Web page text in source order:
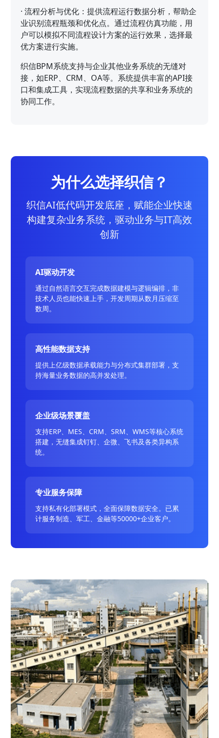
·流程分析与优化：提供流程运行数据分析，帮助企
业识别流程瓶颈和优化点。通过流程仿真功能，用
户可以模拟不同流程设计方案的运行效果，选择最
优方案进行实施。
织信BPM系统支持与企业其他业务系统的无缝对
接，如ERP、CRM、OA等。系统提供丰富的API接
口和集成工具，实现流程数据的共享和业务系统的
协同工作。
为什么选择织信？
织信AI低代码开发底座，赋能企业快速
构建复杂业务系统，驱动业务与IT高效
创新
AI驱动开发
通过自然语言交互完成数据建模与逻辑编排，非
技术人员也能快速上手，开发周期从数月压缩至
数周。
高性能数据支持
提供上亿级数据承载能力与分布式集群部署，支
持海量业务数据的高并发处理。
企业级场景覆盖
支持ERP、MES、CRM、SRM、WMS等核心系统
搭建，无缝集成钉钉、企微、飞书及各类异构系
统。
专业服务保障
支持私有化部署模式，全面保障数据安全。已累
计服务制造、军工、金融等50000+企业客户。